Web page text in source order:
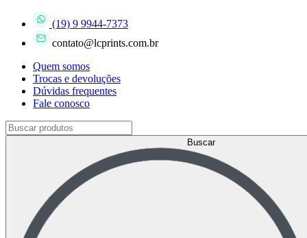
(19) 9 9944-7373
contato@lcprints.com.br
Quem somos
Trocas e devoluções
Dúvidas frequentes
Fale conosco
Buscar